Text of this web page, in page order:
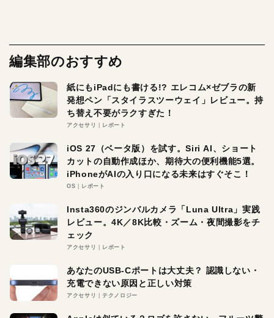
編集部のおすすめ
紙にもiPadにも書ける!? エレコム×ゼブラの新
発想ペン「スタイラスツーウェイ」レビュー。持
ち替え不要がラクすぎた！
アクセサリ レポート
iOS 27（ベータ版）を試す。Siri AI、ショート
カットの自動作成ほか、期待大の便利機能5選。
iPhoneがAIの入り口になる未来はすぐそこ！
OS レポート
Insta360のジンバルカメラ「Luna Ultra」実践
レビュー。4K／8K比較・ズーム・夜間撮影をチ
ェック
アクセサリ レポート
あなたのUSB-Cポートは大丈夫？ 認識しない・
充電できない原因と正しい対策
アクセサリ テクノロジー